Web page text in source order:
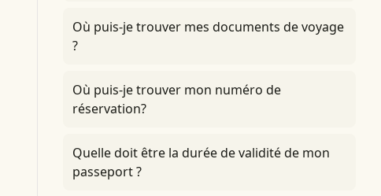
Où puis-je trouver mes documents de voyage
?
Où puis-je trouver mon numéro de
réservation?
Quelle doit être la durée de validité de mon
passeport ?